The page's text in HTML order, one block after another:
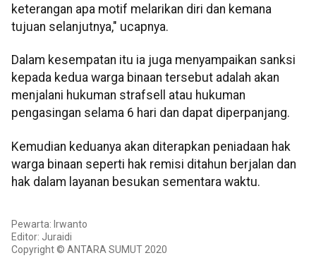
keterangan apa motif melarikan diri dan kemana
tujuan selanjutnya," ucapnya.
Dalam kesempatan itu ia juga menyampaikan sanksi
kepada kedua warga binaan tersebut adalah akan
menjalani hukuman strafsell atau hukuman
pengasingan selama 6 hari dan dapat diperpanjang.
Kemudian keduanya akan diterapkan peniadaan hak
warga binaan seperti hak remisi ditahun berjalan dan
hak dalam layanan besukan sementara waktu.
Pewarta: Irwanto
Editor: Juraidi
Copyright © ANTARA SUMUT 2020